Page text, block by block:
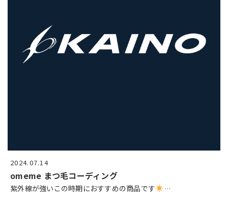
2024.07.14
omeme まつ毛コーディング
紫外線が強いこの時期におすすめの商品です …